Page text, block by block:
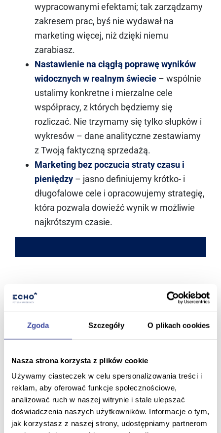
Zgoda Szczegóły O plikach cookies
Nasza strona korzysta z plików cookie
Używamy ciasteczek w celu spersonalizowania treści i
reklam, aby oferować funkcje społecznościowe,
analizować ruch w naszej witrynie i stale ulepszać
doświadczenia naszych użytkowników. Informacje o tym,
jak korzystasz z naszej strony, udostępniamy partnerom
wypracowanymi efektami; tak zarządzamy
zakresem prac, byś nie wydawał na
marketing więcej, niż dzięki niemu
zarabiasz.
Nastawienie na ciągłą poprawę wyników
widocznych w realnym świecie – wspólnie
ustalimy konkretne i mierzalne cele
współpracy, z których będziemy się
rozliczać. Nie trzymamy się tylko słupków i
wykresów – dane analityczne zestawiamy
z Twoją faktyczną sprzedażą.
Marketing bez poczucia straty czasu i
pieniędzy – jasno definiujemy krótko- i
długofalowe cele i opracowujemy strategię,
która pozwala dowieźć wynik w możliwie
najkrótszym czasie.
Z nami zawsze masz
kontrolę nad swoim
marketingiem online
Gwarantujemy pełną transparentność, płynną
komunikację i elastyczne podejście do Twoich
potrzeb.
Strategia promocji w internecie dopasowana